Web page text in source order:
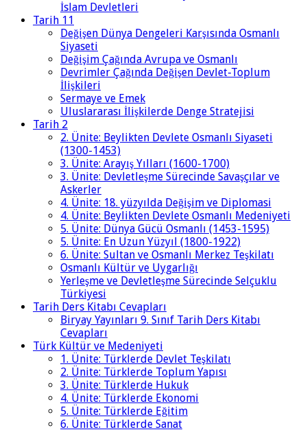
İslam Devletleri
Tarih 11
Değişen Dünya Dengeleri Karşısında Osmanlı
Siyaseti
Değişim Çağında Avrupa ve Osmanlı
Devrimler Çağında Değişen Devlet-Toplum
İlişkileri
Sermaye ve Emek
Uluslararası İlişkilerde Denge Stratejisi
Tarih 2
2. Ünite: Beylikten Devlete Osmanlı Siyaseti
(1300-1453)
3. Ünite: Arayış Yılları (1600-1700)
3. Ünite: Devletleşme Sürecinde Savaşçılar ve
Askerler
4. Ünite: 18. yüzyılda Değişim ve Diplomasi
4. Ünite: Beylikten Devlete Osmanlı Medeniyeti
5. Ünite: Dünya Gücü Osmanlı (1453-1595)
5. Ünite: En Uzun Yüzyıl (1800-1922)
6. Ünite: Sultan ve Osmanlı Merkez Teşkilatı
Osmanlı Kültür ve Uygarlığı
Yerleşme ve Devletleşme Sürecinde Selçuklu
Türkiyesi
Tarih Ders Kitabı Cevapları
Biryay Yayınları 9. Sınıf Tarih Ders Kitabı
Cevapları
Türk Kültür ve Medeniyeti
1. Ünite: Türklerde Devlet Teşkilatı
2. Ünite: Türklerde Toplum Yapısı
3. Ünite: Türklerde Hukuk
4. Ünite: Türklerde Ekonomi
5. Ünite: Türklerde Eğitim
6. Ünite: Türklerde Sanat